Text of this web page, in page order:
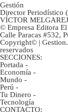
Gestión
Director Periodístico
VÍCTOR
© Empresa Editora
Calle Paracas #532,
Copyright© |
reservados
SECCIONES:
Portada -
Economía -
Mundo -
Perú -
Tu Dinero -
Tecnología
CONTACTO: